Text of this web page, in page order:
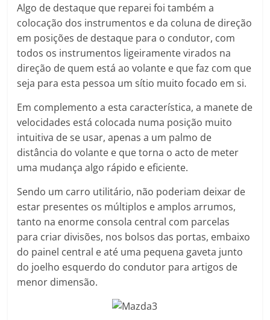
Algo de destaque que reparei foi também a
colocação dos instrumentos e da coluna de direção
em posições de destaque para o condutor, com
todos os instrumentos ligeiramente virados na
direção de quem está ao volante e que faz com que
seja para esta pessoa um sítio muito focado em si.
Em complemento a esta característica, a manete de
velocidades está colocada numa posição muito
intuitiva de se usar, apenas a um palmo de
distância do volante e que torna o acto de meter
uma mudança algo rápido e eficiente.
Sendo um carro utilitário, não poderiam deixar de
estar presentes os múltiplos e amplos arrumos,
tanto na enorme consola central com parcelas
para criar divisões, nos bolsos das portas, embaixo
do painel central e até uma pequena gaveta junto
do joelho esquerdo do condutor para artigos de
menor dimensão.